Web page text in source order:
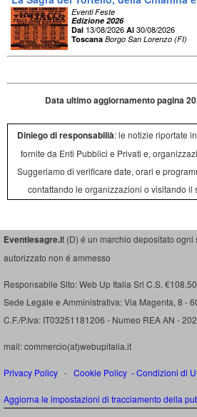
Eventi Feste
Edizione 2026
Dal 13/08/2026 Al 30/08/2026
Toscana Borgo San Lorenzo (FI)
Data ultimo aggiornamento pagina
Diniego di responsabilià: le notizie riportate
fornite da Enti Pubblici e Privati e,
Suggeriamo di verificare date, orari e
contattando le organizzazioni o visitando il
Eventiesagre.it (D) é un marchio depositato ogni
autorizzato non é ammesso
Responsabile Sito: Web Up Italia Srl C.S.
Sede Legale e Amministrativa: Via Magenta, 8 -
C.F./P.Iva: IT03251181206 - Numeo REA AN -
mail: commercio(at)webupitalia.it
Privacy Policy - Cookie Policy -Condizioni di
Aggiorna le impostazioni di tracciamento della